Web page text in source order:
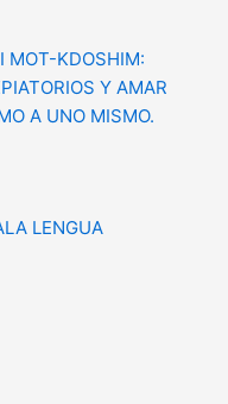
MOT-KDOSHIM:
Y AMAR
A UNO MISMO.
LENGUA